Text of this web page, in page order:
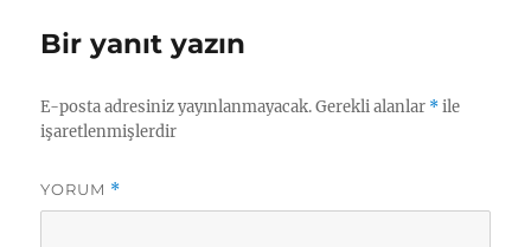
h
e
Bir yanıt yazın
E-posta adresiniz yayınlanmayacak. Gerekli alanlar *ile
işaretlenmişlerdir
YORUM *